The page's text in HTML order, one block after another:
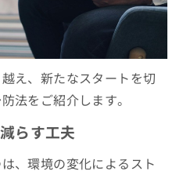
え、新たなスタートを切
法をご紹介します。
らす工夫
、環境の変化によるスト